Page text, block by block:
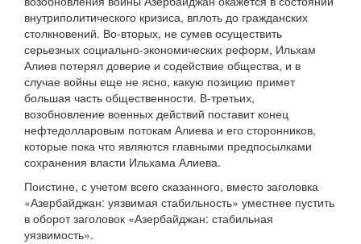
внутриполитического кризиса, вплоть до гражданских
столкновений. Во-вторых, не сумев осуществить
серьезных социально-экономических реформ, Ильхам
Алиев потерял доверие и содействие общества, и в
случае войны еще не ясно, какую позицию примет
большая часть общественности. В-третьих,
возобновление военных действий поставит конец
нефтедолларовым потокам Алиева и его сторонников,
которые пока что являются главными предпосылками
сохранения власти Ильхама Алиева.
Поистине, с учетом всего сказанного, вместо заголовка
«Азербайджан: уязвимая стабильность» уместнее пустить
в оборот заголовок «Азербайджан: стабильная
уязвимость».